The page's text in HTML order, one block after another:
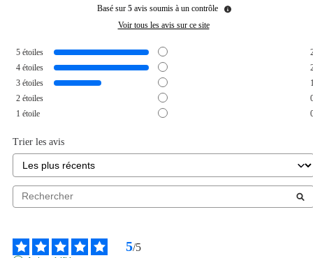
Basé sur 5 avis soumis à un contrôle
Voir tous les avis sur ce site
5 étoiles
4 étoiles
3 étoiles
2 étoiles
1 étoile
Trier les avis
5/5